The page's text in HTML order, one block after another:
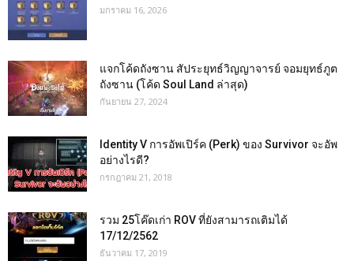
มกราคม 16, 2026
แจกโค้ดถังซาน สัประยุทธ์วิญญาจารย์ จอมยุทธ์ภูต
ถังซาน (โค้ด Soul Land ล่าสุด)
กันยายน 27, 2024
Identity V การอัพเปิร์ค (Perk) ของ Survivor จะอัพ
อย่างไรดี?
กรกฎาคม 21, 2018
รวม 25โค๊ดเก่า ROV ที่ยังสามารถเติมได้
17/12/2562
ธันวาคม 17, 2019